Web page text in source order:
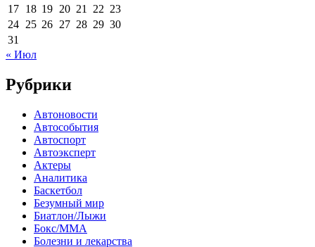
17 18 19 20 21 22 23
24 25 26 27 28 29 30
31
« Июл
Рубрики
Автоновости
Автособытия
Автоспорт
Автоэксперт
Актеры
Аналитика
Баскетбол
Безумный мир
Биатлон/Лыжи
Бокс/MMA
Болезни и лекарства